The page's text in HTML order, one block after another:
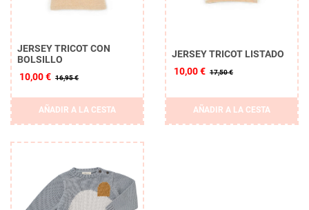
JERSEY TRICOT CON
BOLSILLO
10,00 € 16,95 €
AÑADIR A LA CESTA
JERSEY TRICOT LISTADO
10,00 € 17,50 €
AÑADIR A LA CESTA